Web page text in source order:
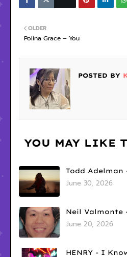
OLDER
Polina Grace – You
POSTED BY
YOU MAY LIKE
Todd Adelman
June 30, 2026
Neil Valmonte
June 20, 2026
HENRY - I